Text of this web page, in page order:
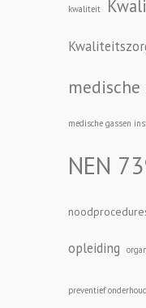
kwaliteit
medische
medische gassen
NEN
opleiding
preventief onderhoud